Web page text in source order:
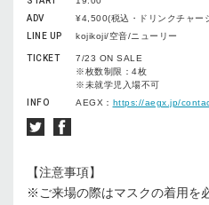
ADV
¥4,500(税込・ドリンクチャー
LINE UP
kojikoji/空音/ニューリー
TICKET
7/23 ON SALE
※枚数制限：4枚
※未就学児入場不可
INFO
AEGX： https://aegx.jp/
【注意事項】
※ご来場の際はマスクの着用を